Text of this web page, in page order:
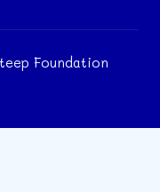
Foundation